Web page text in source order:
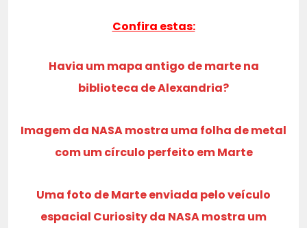
Confira estas:
Havia um mapa antigo de marte na
biblioteca de Alexandria?
Imagem da NASA mostra uma folha de metal
com um círculo perfeito em Marte
Uma foto de Marte enviada pelo veículo
espacial Curiosity da NASA mostra um